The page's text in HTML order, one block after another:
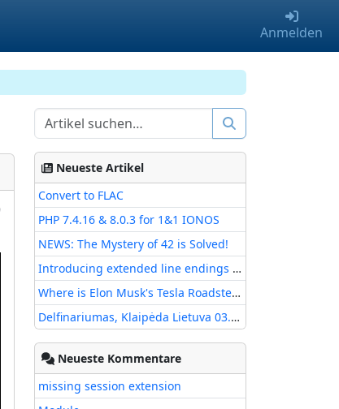
Anmelden
Neueste Artikel
Convert to FLAC
PHP 7.4.16 & 8.0.3 for 1&1 IONOS
NEWS: The Mystery of 42 is Solved!
Introducing extended line endings support in Notepad
Where is Elon Musk's Tesla Roadster with Starman?
Delfinariumas, Klaipėda Lietuva 03.08.2017
Neueste Kommentare
missing session extension